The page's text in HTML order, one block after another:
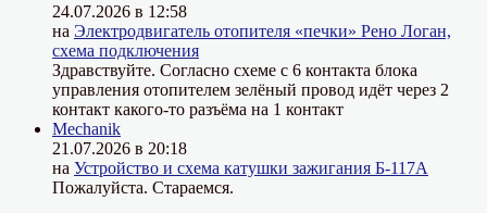
24.07.2026 в 12:58
на Электродвигатель отопителя «печки» Рено Логан,
схема подключения
Здравствуйте. Согласно схеме с 6 контакта блока
управления отопителем зелёный провод идёт через 2
контакт какого-то разъёма на 1 контакт
Mechanik
21.07.2026 в 20:18
на Устройство и схема катушки зажигания Б-117А
Пожалуйста. Стараемся.